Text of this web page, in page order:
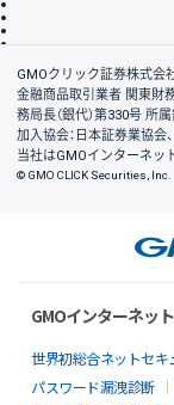
会社案内
GMOクリック証券株式会
金融商品取引業者 関東財
務局長（銀代）第330号 所
加入協会：日本証券業協会
当社はGMOインターネッ
© GMO CLICK Securities, Inc.
GMOインターネッ
世界初総合ネットセキ
パスワード漏洩診断